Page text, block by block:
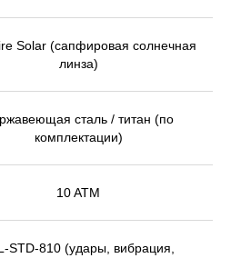
Solar (сапфировая солнечная
линза)
сталь / титан (по
комплектации)
10 ATM
STD-810 (удары, вибрация,